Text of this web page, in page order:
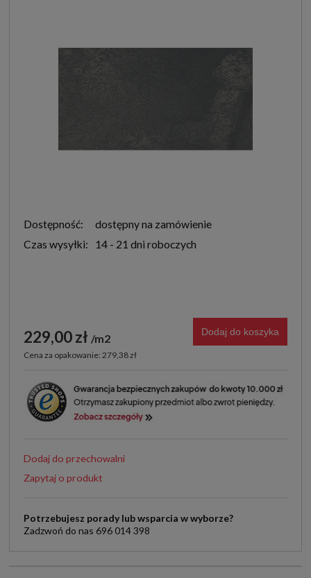
Dostępność:
dostępny na zamówienie
Czas wysyłki:
14 - 21 dni roboczych
229,00 zł m2
Cena za opakowanie: 279,38 zł
Dodaj do koszyka
Dodaj do przechowalni
Zapytaj o produkt
Potrzebujesz porady lub wsparcia w wyborze?
Zadzwoń do nas 696 014 398